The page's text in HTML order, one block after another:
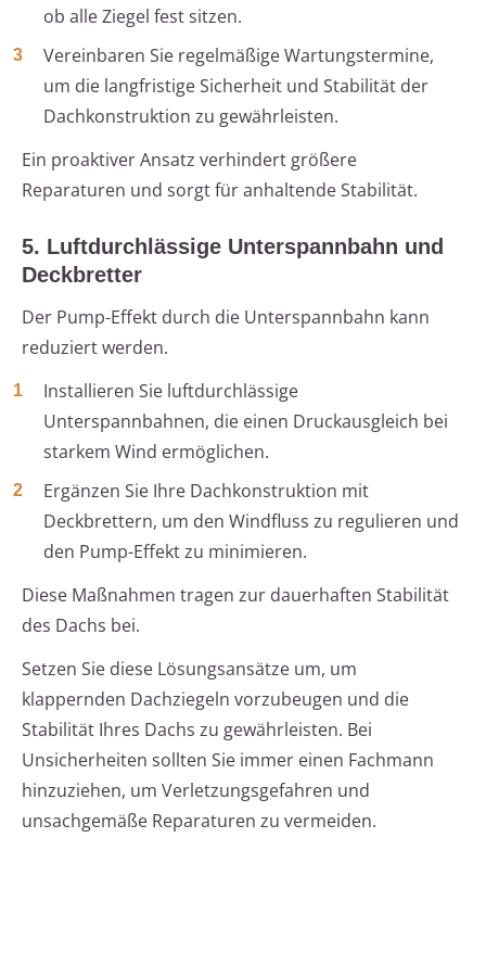
ob alle Ziegel fest sitzen.
Vereinbaren Sie regelmäßige Wartungstermine,
um die langfristige Sicherheit und Stabilität der
Dachkonstruktion zu gewährleisten.
Ein proaktiver Ansatz verhindert größere
Reparaturen und sorgt für anhaltende Stabilität.
5. Luftdurchlässige Unterspannbahn und
Deckbretter
Der Pump-Effekt durch die Unterspannbahn kann
reduziert werden.
Installieren Sie luftdurchlässige
Unterspannbahnen, die einen Druckausgleich bei
starkem Wind ermöglichen.
Ergänzen Sie Ihre Dachkonstruktion mit
Deckbrettern, um den Windfluss zu regulieren und
den Pump-Effekt zu minimieren.
Diese Maßnahmen tragen zur dauerhaften Stabilität
des Dachs bei.
Setzen Sie diese Lösungsansätze um, um
klappernden Dachziegeln vorzubeugen und die
Stabilität Ihres Dachs zu gewährleisten. Bei
Unsicherheiten sollten Sie immer einen Fachmann
hinzuziehen, um Verletzungsgefahren und
unsachgemäße Reparaturen zu vermeiden.